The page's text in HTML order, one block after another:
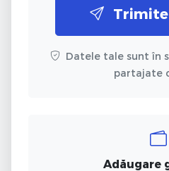
Datele tale sunt în
partajate
Adăugare